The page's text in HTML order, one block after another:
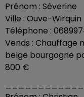
Prénom : Séverine
Ville : Ouve-Wirquin
Téléphone :
Vends : Chauffage
belge bourgogne
800 €